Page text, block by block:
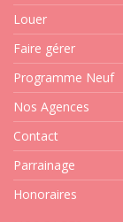
Louer
Faire gérer
Programme Neuf
Nos Agences
Contact
Parrainage
Honoraires